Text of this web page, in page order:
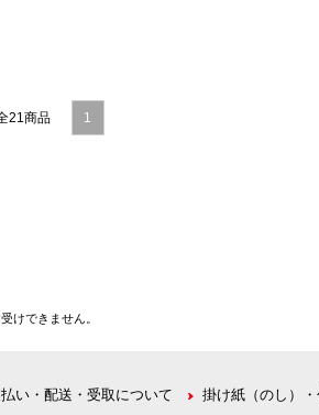
21商品 1
けできません。
い・配送・受取について
掛け紙（のし）